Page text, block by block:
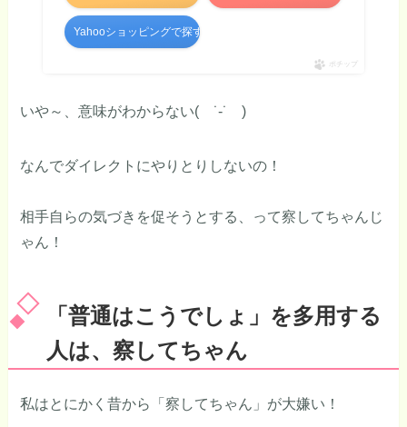
Yahooショッピングで探す
ポチップ
いや～、意味がわからない( ˙-˙ )
なんでダイレクトにやりとりしないの！
相手自らの気づきを促そうとする、って察してちゃんじ
ゃん！
「普通はこうでしょ」を多用する
人は、察してちゃん
私はとにかく昔から「察してちゃん」が大嫌い！